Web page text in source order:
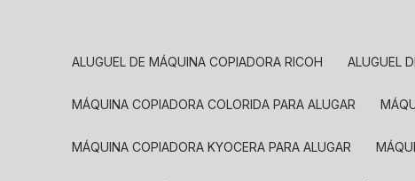
ALUGUEL DE MÁQUINA COPIADORA RICOH ALUGUEL
MÁQUINA COPIADORA COLORIDA PARA ALUGAR
MÁQUINA COPIADORA KYOCERA PARA ALUGAR